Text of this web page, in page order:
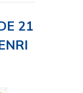
21